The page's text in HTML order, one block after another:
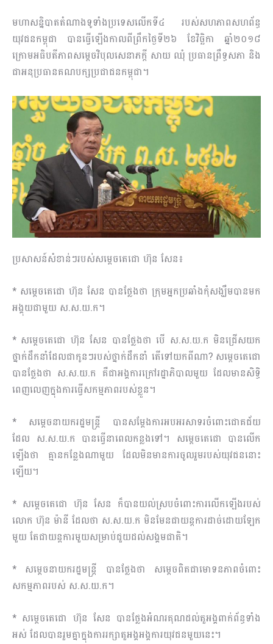
មហាសន្និបាតតំណាងទូទាំងប្រទេសលើកទី៤ របស់សហភាពសហព័ន្ធ
យុវជនកម្ពុជា បានធ្វើឡើងកាលពីព្រឹកថ្ងៃទី២៦ ខែវិច្ឆិកា ឆ្នាំ២០១៨
ក្រោមអធិបតីភាពសម្តេចវិបុលសេនាភក្តី សាយ ឈុំ ប្រធានព្រឹទ្ធសភា និង
ជាអនុប្រធានគណបក្សប្រជាជនកម្ពុជា។
ប្រសាសន៍សំខាន់ៗរបស់សម្តេចតេជោ ហ៊ុន សែន៖
* សម្តេចតេជោ ហ៊ុន សែន បានថ្លែងថា ក្រុមអ្នកប្រឆាំងកុំសង្ឃឹមបានមក
អង្គុយជាមួយ ស.ស.យ.ក។
* សម្តេចតេជោ ហ៊ុន សែន បានថ្លែងថា បើ ស.ស.យ.ក មិនជ្រើសយក
ថ្នាក់ដឹកនាំដែលជាកូនៗរបស់ថ្នាក់ដឹកនាំ តើទៅយកពីណា? សម្តេចតេជោ
បានថ្លែងថា ស.ស.យ.ក គឺជាអង្គការក្រៅរដ្ឋាភិបាលមួយ ដែលមានសិទ្ធិ
ពេញលេញក្នុងការធ្វើសកម្មភាពរបស់ខ្លួន។
* សម្តេចនាយករដ្ឋមន្ត្រី បានសម្តែងការអបអរសាទរចំពោះជោគជ័យ
ដែល ស.ស.យ.ក បានធ្វើនាពេលកន្លងទៅ។ សម្តេចតេជោ បានលើក
ឡើងថា គ្មានកន្លែងណាមួយ ដែលមិនមានការចូលរួមរបស់យុវជននោះ
ឡើយ។
* សម្តេចតេជោ ហ៊ុន សែន ក៏បានយល់ស្របចំពោះការលើកឡើងរបស់
លោក ហ៊ុន ម៉ានី ដែលថា ស.ស.យ.ក មិនមែនជាយន្តការដាច់ដោយឡែក
មួយ តែជាយន្តការមួយសម្រាប់ជួយដល់សង្គមជាតិ។
* សម្តេចនាយករដ្ឋមន្ត្រី បានថ្លែងថា សម្តេចពិតជាមោទនភាពចំពោះ
សកម្មភាពរបស់ ស.ស.យ.ក។
* សម្តេចតេជោ ហ៊ុន សែន បានថ្លែងអំណរគុណដល់តួអង្គពាក់ព័ន្ធទាំង
អស់ ដែលបានរួមគ្នាក្នុងការរក្សាតួអង្គអង្គការយុវជនមួយនេះ។